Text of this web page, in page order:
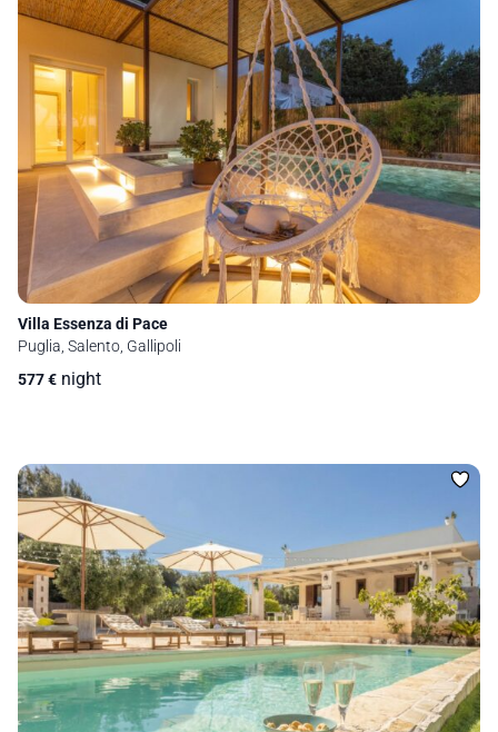
Villa Essenza di Pace
Puglia, Salento, Gallipoli
577€ night